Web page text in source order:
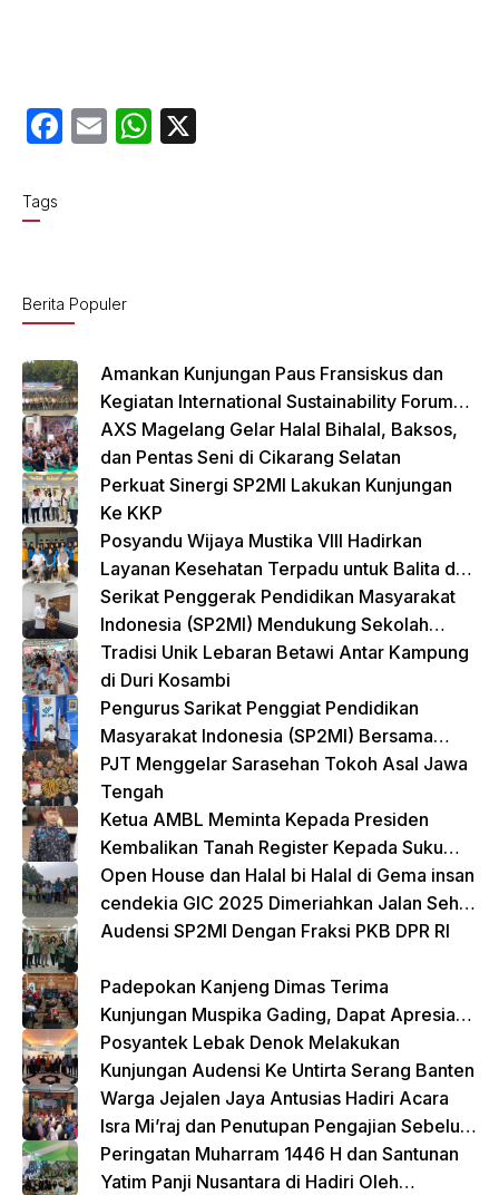
F
o
o
k
E
W
Tags
Berita Populer
Amankan Kunjungan Paus Fransiskus dan
Kegiatan International Sustainability Forum
(ISF) 2024 TNI-Polri Gelar Apel Pasukan
Gabungan
AXS Magelang Gelar Halal Bihalal, Baksos,
dan Pentas Seni di Cikarang Selatan
Perkuat Sinergi SP2MI Lakukan Kunjungan
Ke KKP
Posyandu Wijaya Mustika VIII Hadirkan
Layanan Kesehatan Terpadu untuk Balita dan
Lansia
Serikat Penggerak Pendidikan Masyarakat
Indonesia (SP2MI) Mendukung Sekolah
Rakyat yang Digagas oleh Kemensos
Tradisi Unik Lebaran Betawi Antar Kampung
di Duri Kosambi
Pengurus Sarikat Penggiat Pendidikan
Masyarakat Indonesia (SP2MI) Bersama
Nusadaya Akademik Kunjungi Kementerian
BP2MI
PJT Menggelar Sarasehan Tokoh Asal Jawa
Tengah
Ketua AMBL Meminta Kepada Presiden
Kembalikan Tanah Register Kepada Suku
Lampung
Open House dan Halal bi Halal di Gema insan
cendekia GIC 2025 Dimeriahkan Jalan Sehat
dan Bazar Kreatif
Audensi SP2MI Dengan Fraksi PKB DPR RI
Padepokan Kanjeng Dimas Terima
Kunjungan Muspika Gading, Dapat Apresiasi
atas Kontribusi Sosial dan Keagamaan
Posyantek Lebak Denok Melakukan
Kunjungan Audensi Ke Untirta Serang Banten
Warga Jejalen Jaya Antusias Hadiri Acara
Isra Mi’raj dan Penutupan Pengajian Sebelum
Ramadhan
Peringatan Muharram 1446 H dan Santunan
Yatim Panji Nusantara di Hadiri Oleh